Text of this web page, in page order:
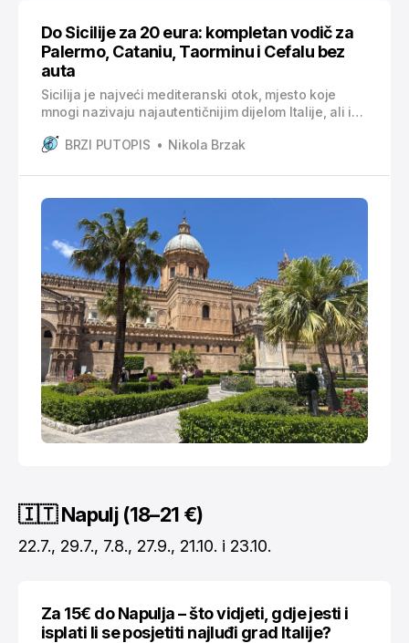
Do Sicilije za 20 eura: kompletan vodič za
Palermo, Cataniu, Taorminu i Cefalu bez
auta
Sicilija je najveći mediteranski otok, mjesto koje
mnogi nazivaju najautentičnijim dijelom Italije, ali i
vodiču donosim vam: * Kako organizirati putovanje
Sirakuzi i Cefalu? * Kako funkcionira javni prijevoz?
* Isplati li se rentati auto? * Preporuke
BRZI PUTOPIS Nikola Brzak
🇮🇹 Napulj (18–21 €)
22.7., 29.7., 7.8., 27.9., 21.10. i 23.10.
Za 15€ do Napulja – što vidjeti, gdje jesti i
isplati li se posjetiti najluđi grad Italije?